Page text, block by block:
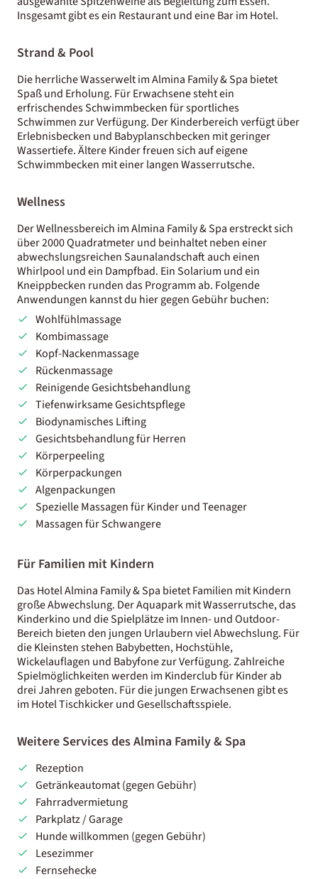
Insgesamt gibt es ein Restaurant und eine Bar im Hotel.
Strand & Pool
Die herrliche Wasserwelt im Almina Family & Spa bietet
Spaß und Erholung. Für Erwachsene steht ein
erfrischendes Schwimmbecken für sportliches
Schwimmen zur Verfügung. Der Kinderbereich verfügt über
Erlebnisbecken und Babyplanschbecken mit geringer
Wassertiefe. Ältere Kinder freuen sich auf eigene
Schwimmbecken mit einer langen Wasserrutsche.
Wellness
Der Wellnessbereich im Almina Family & Spa erstreckt sich
über 2000 Quadratmeter und beinhaltet neben einer
abwechslungsreichen Saunalandschaft auch einen
Whirlpool und ein Dampfbad. Ein Solarium und ein
Kneippbecken runden das Programm ab. Folgende
Anwendungen kannst du hier gegen Gebühr buchen:
Wohlfühlmassage
Kombimassage
Kopf-Nackenmassage
Rückenmassage
Reinigende Gesichtsbehandlung
Tiefenwirksame Gesichtspflege
Biodynamisches Lifting
Gesichtsbehandlung für Herren
Körperpeeling
Körperpackungen
Algenpackungen
Spezielle Massagen für Kinder und Teenager
Massagen für Schwangere
Für Familien mit Kindern
Das Hotel Almina Family & Spa bietet Familien mit Kindern
große Abwechslung. Der Aquapark mit Wasserrutsche, das
Kinderkino und die Spielplätze im Innen- und Outdoor-
Bereich bieten den jungen Urlaubern viel Abwechslung. Für
die Kleinsten stehen Babybetten, Hochstühle,
Wickelauflagen und Babyfone zur Verfügung. Zahlreiche
Spielmöglichkeiten werden im Kinderclub für Kinder ab
drei Jahren geboten. Für die jungen Erwachsenen gibt es
im Hotel Tischkicker und Gesellschaftsspiele.
Weitere Services des Almina Family & Spa
Rezeption
Getränkeautomat (gegen Gebühr)
Fahrradvermietung
Parkplatz / Garage
Hunde willkommen (gegen Gebühr)
Lesezimmer
Fernsehecke